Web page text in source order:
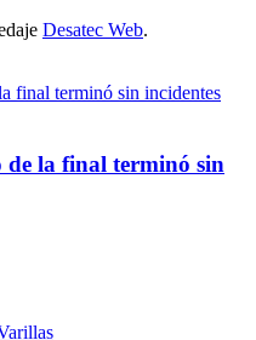
de la final terminó sin
Desatec Web.